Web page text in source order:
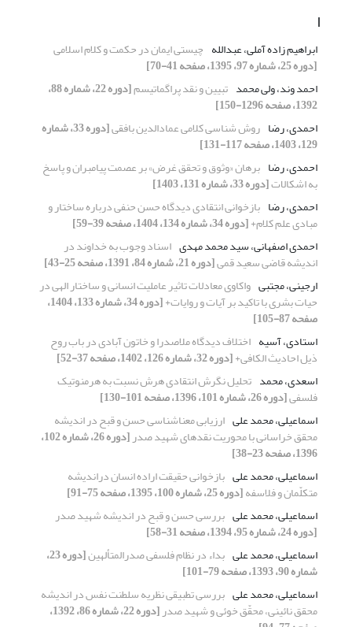
ا
ابراهیم زاده آملی، عبدالله چیستی ایمان در حکمت و کلام اسلامی
[دوره 25، شماره 97، 1395، صفحه 41-70]
احمد وند، ولی محمد تبیین و نقد پراگماتیسم [دوره 22، شماره 88،
1392، صفحه 1296-150]
احمدی، رضا روش شناسی کلامی عمادالدین بافقی [دوره 33، شماره
129، 1403، صفحه 117-131]
احمدی، رضا برهان «وثوق و تحقق غرض» بر عصمت پیامبران و پاسخ
به اشکالات[دوره 33، شماره 131، 1403]
احمدی، رضا بازخوانی انتقادی دیدگاه حسن حنفی درباره‌ ساختار و
مبادی علم کلام+[دوره 34، شماره 134، 1404، صفحه 39-59]
احمدی اصفهانی، سید محمد مهدی اسناد وجوب به خداوند در
اندیشه قاضی سعید قمی[دوره 21، شماره 84، 1391، صفحه 25-43]
ارجینی، مجتبی واکاوی معادلات تاثیر عاملیت انسانی و ساختار الهی در
حیات بشری با تاکید بر آیات و روایات+ [دوره 34، شماره 133، 1404،
صفحه 87-105]
استادی، آسیه اختلاف دیدگاه ملاصدرا و خاتون آبادی در باب روح
ذیل احادیث الکافی+[دوره 32، شماره 126، 1402، صفحه 37-52]
اسعدی، محمد تحلیل نگرش انتقادی هرش نسبت به هرمنوتیک
فلسفی[دوره 26، شماره 101، 1396، صفحه 101-130]
اسماعیلی، محمد علی ارزیابی معناشناسی حسن و قبح در اندیشه
محقق خراسانی با محوریت نقدهای شهید صدر [دوره 26، شماره 102،
1396، صفحه 23-38]
اسماعیلی، محمد علی بازخوانی حقیقت اراده انسان دراندیشه
متکلّمان و فلاسفه[دوره 25، شماره 100، 1395، صفحه 75-91]
اسماعیلی، محمد علی بررسی حسن و قبح در اندیشه شهید صدر
[دوره 24، شماره 95، 1394، صفحه 31-58]
اسماعیلی، محمد علی بداء در نظام فلسفی صدرالمتألهین [دوره 23،
شماره 90، 1393، صفحه 79-101]
اسماعیلی، محمد علی بررسی تطبیقی نظریه سلطنت نفس در اندیشه
محقق نائینی، محقّق خوئی و شهید صدر [دوره 22، شماره 86، 1392،